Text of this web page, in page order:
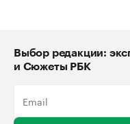
Выбор редакции:
и Сюжеты РБК